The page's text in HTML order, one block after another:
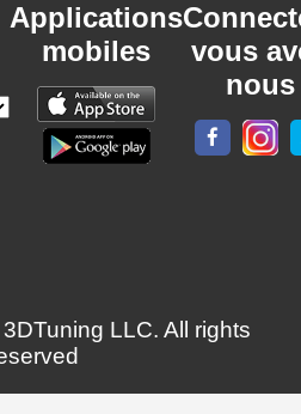
Applications
mobiles
vous
nous
LLC. All rights